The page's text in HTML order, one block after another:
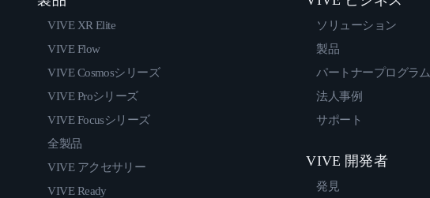
VIVE XR Elite
VIVE Flow
VIVE Cosmosシリーズ
VIVE Proシリーズ
VIVE Focusシリーズ
全製品
VIVE アクセサリー
VIVE Ready
ソリューション
製品
パートナープログラム
法人事例
サポート
VIVE 開発者
発見